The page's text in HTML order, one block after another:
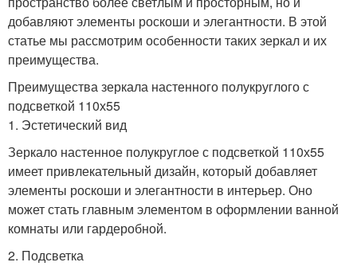
добавляют элементы роскоши и элегантности. В этой
статье мы рассмотрим особенности таких зеркал и их
преимущества.
Преимущества зеркала настенного полукруглого с
подсветкой 110х55
1. Эстетический вид
Зеркало настенное полукруглое с подсветкой 110х55
имеет привлекательный дизайн, который добавляет
элементы роскоши и элегантности в интерьер. Оно
может стать главным элементом в оформлении ванной
комнаты или гардеробной.
2. Подсветка